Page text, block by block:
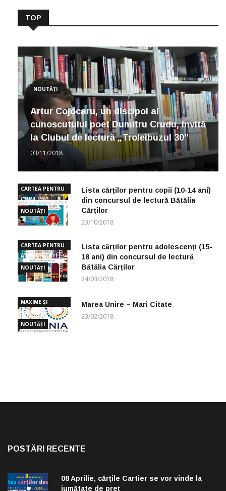
TOP
NOUTĂȚI
Artur Cojocaru, un discipol al
cunoscutului poet Dumitru Crudu, invită
la Clubul de lectură „Troleibuzul 30”
03/11/2018
CARTEA PENTRU
COPII
NOUTĂȚI
Lista cărților pentru copii (10-14 ani)
din concursul de lectură Bătălia
Cărților
23/10/2018
CARTEA PENTRU
ADOLESCENȚI
NOUTĂȚI
Lista cărților pentru adolescenți (15-
18 ani) din concursul de lectură
Bătălia Cărților
24/03/2018
MAXIME ȘI
CUGETĂRI
NOUTĂȚI
Marea Unire – Mari Citate
23/02/2018
POSTĂRI RECENTE
08 Aprilie, cărțile Cartier se vor vinde la
jumătate de preț